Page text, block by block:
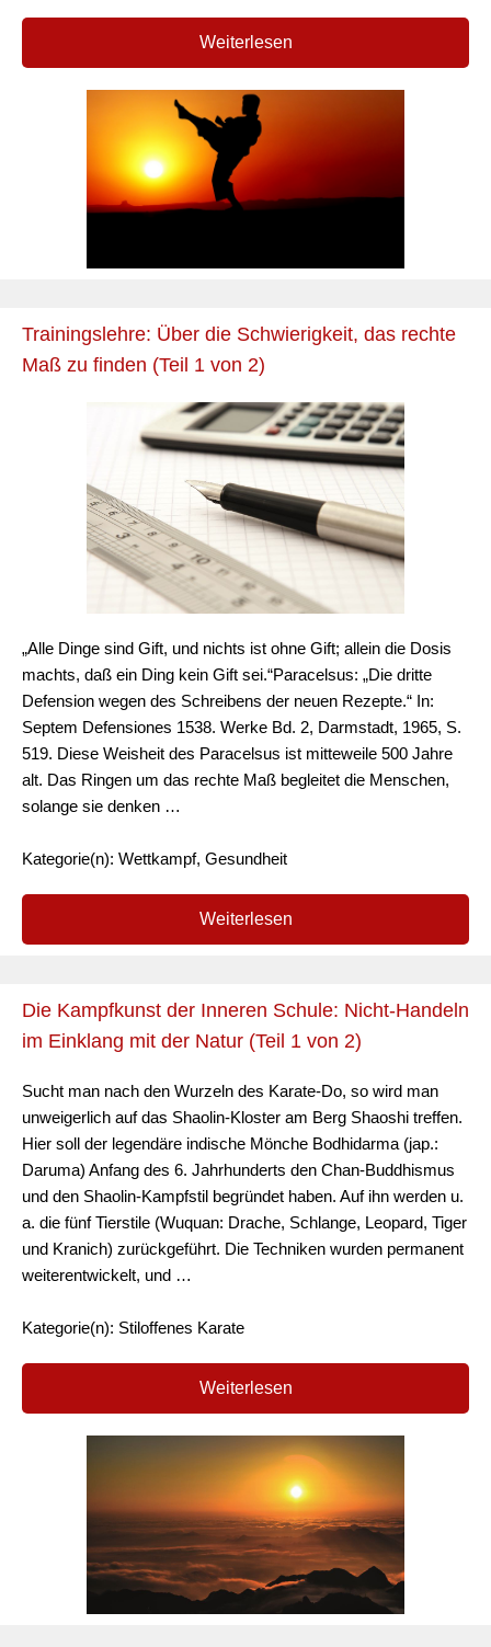
Weiterlesen
Trainingslehre: Über die Schwierigkeit, das rechte
Maß zu finden (Teil 1 von 2)
„Alle Dinge sind Gift, und nichts ist ohne Gift; allein die Dosis
machts, daß ein Ding kein Gift sei.“Paracelsus: „Die dritte
Defension wegen des Schreibens der neuen Rezepte.“ In:
Septem Defensiones 1538. Werke Bd. 2, Darmstadt, 1965, S.
519. Diese Weisheit des Paracelsus ist mitteweile 500 Jahre
alt. Das Ringen um das rechte Maß begleitet die Menschen,
solange sie denken …
Kategorie(n): Wettkampf, Gesundheit
Weiterlesen
Die Kampfkunst der Inneren Schule: Nicht-Handeln
im Einklang mit der Natur (Teil 1 von 2)
Sucht man nach den Wurzeln des Karate-Do, so wird man
unweigerlich auf das Shaolin-Kloster am Berg Shaoshi treffen.
Hier soll der legendäre indische Mönche Bodhidarma (jap.:
Daruma) Anfang des 6. Jahrhunderts den Chan-Buddhismus
und den Shaolin-Kampfstil begründet haben. Auf ihn werden u.
a. die fünf Tierstile (Wuquan: Drache, Schlange, Leopard, Tiger
und Kranich) zurückgeführt. Die Techniken wurden permanent
weiterentwickelt, und …
Kategorie(n): Stiloffenes Karate
Weiterlesen